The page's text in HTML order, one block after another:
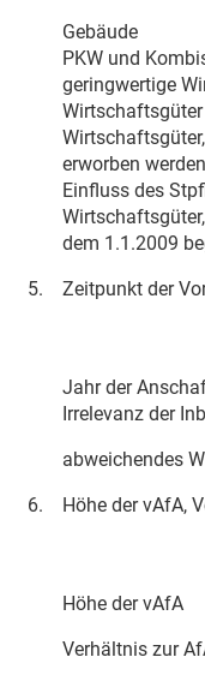
Gebäude
PKW und
geringwertige
Wirtschaftsgüter
erworben
Einfluss des
dem 1.1.2009
5. Zeitpunkt der
Jahr der
Irrelevanz der
abweichendes
6.
Höhe der vAfA,
Höhe der vAfA
Verhältnis zur